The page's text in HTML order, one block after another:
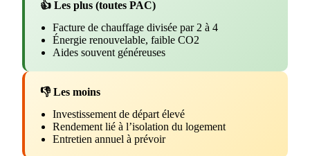
👍 Les plus (toutes PAC)
Facture de chauffage divisée par 2 à 4
Énergie renouvelable, faible CO2
Aides souvent généreuses
👎 Les moins
Investissement de départ élevé
Rendement lié à l’isolation du logement
Entretien annuel à prévoir